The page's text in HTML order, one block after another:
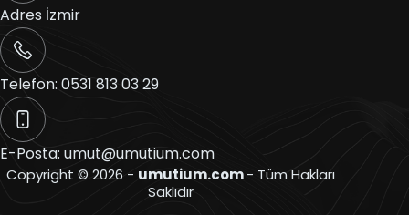
Adres İzmir
Telefon:0531 813 03 29
E-Posta: umut@umutium.com
Copyright © 2026 - umutium.com- Tüm Hakları
Saklıdır